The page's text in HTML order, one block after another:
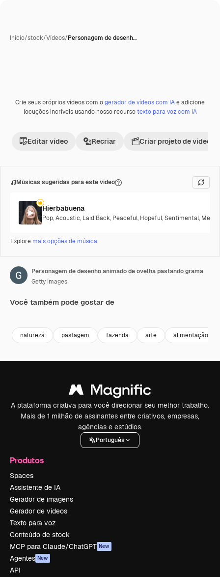
Início/stock/Vídeos/Personagem de desenh…
Premium
Crie seus próprios vídeos com ogerador de vídeos com IAe adicione
locuções incríveis usando nosso recursotexto para voz com IA
Editar vídeo Recriar Criar projeto de vídeo
Músicas sugeridas para este vídeo
Hierbabuena
Pop,Acoustic, Laid Back, Peaceful, Hopeful,Sentimental,
Explore mais opções de música
Personagem de desenho animado de ovelha pastando grama
Getty Images
Você também pode gostar de
natureza pastagem fazenda arte alimentação
A plataforma criativa para você direcionar seu melhor trabalho.
Mais de 1 milhão de assinantes entre criativos, empresas,
agências e estúdios.
Português
Produtos
Spaces
Assistente de IA
Gerador de imagens
Gerador de vídeos
Texto para voz
Conteúdo de stock
MCP para Claude/ChatGPT New
Agentes New
API